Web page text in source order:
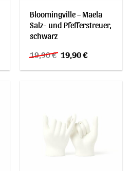
Bloomingville – Maela
Salz- und Pfefferstreuer,
schwarz
19,90€ Ursprünglicher
Preis
war:
19,90€Aktueller
ist: